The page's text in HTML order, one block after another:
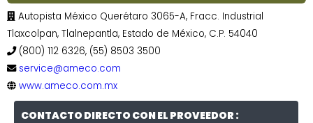
Autopista México Querétaro 3065-A, Fracc. Industrial
Tlaxcolpan, Tlalnepantla, Estado de México, C.P. 54040
(800) 112 6326, (55) 8503 3500
service@ameco.com
www.ameco.com.mx
CONTACTO DIRECTO CON EL PROVEEDOR :